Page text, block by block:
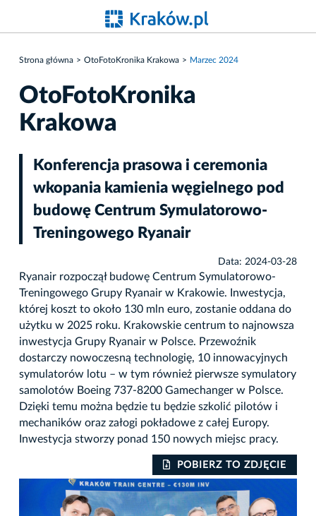
Strona główna OtoFotoKronika Krakowa Marzec 2024
OtoFotoKronika
Krakowa
Konferencja prasowa i ceremonia
wkopania kamienia węgielnego pod
budowę Centrum Symulatorowo-
Treningowego Ryanair
Data: 2024-03-28
Ryanair rozpoczął budowę Centrum Symulatorowo-
Treningowego Grupy Ryanair w Krakowie. Inwestycja,
której koszt to około 130 mln euro, zostanie oddana do
użytku w 2025 roku. Krakowskie centrum to najnowsza
inwestycja Grupy Ryanair w Polsce. Przewoźnik
dostarczy nowoczesną technologię, 10 innowacyjnych
symulatorów lotu – w tym również pierwsze symulatory
samolotów Boeing 737-8200 Gamechanger w Polsce.
Dzięki temu można będzie tu będzie szkolić pilotów i
mechaników oraz załogi pokładowe z całej Europy.
Inwestycja stworzy ponad 150 nowych miejsc pracy.
POBIERZ TO ZDJĘCIE